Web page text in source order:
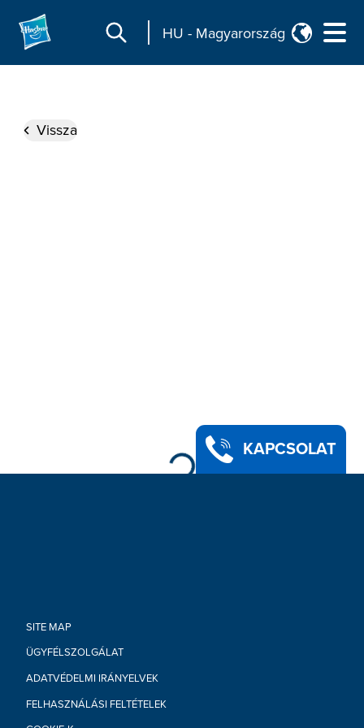
HU - Magyarország
Vissza
KAPCSOLAT
SITE MAP
ÜGYFÉLSZOLGÁLAT
ADATVÉDELMI IRÁNYELVEK
FELHASZNÁLÁSI FELTÉTELEK